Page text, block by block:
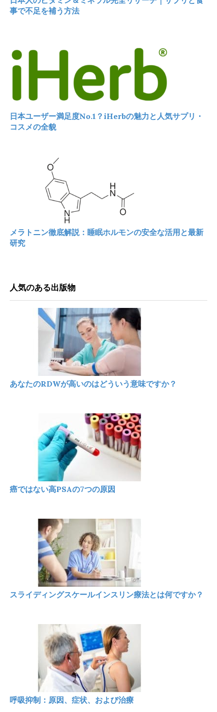
事で不足を補う方法
日本ユーザー満足度No.1？iHerbの魅力と人気サプリ・
コスメの全貌
メラトニン徹底解説：睡眠ホルモンの安全な活用と最新
研究
人気のある出版物
あなたのRDWが高いのはどういう意味ですか？
癌ではない高PSAの7つの原因
スライディングスケールインスリン療法とは何ですか？
呼吸抑制：原因、症状、および治療